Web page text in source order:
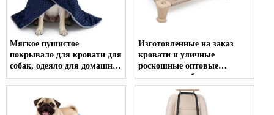
Мягкое пушистое
покрывало для кровати для
собак, одеяло для домашних
животных, аксессуары для
домашних животных,
безопасное для кожи, одеяло
для собак с
Изготовленные на заказ
кровати и уличные
роскошные оптовые
моющиеся собаки с
повышенным охлаждением,
водонепроницаемая кровать
для собак